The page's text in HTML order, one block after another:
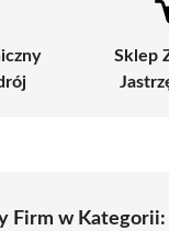
Sklep
Firm w Kategorii: